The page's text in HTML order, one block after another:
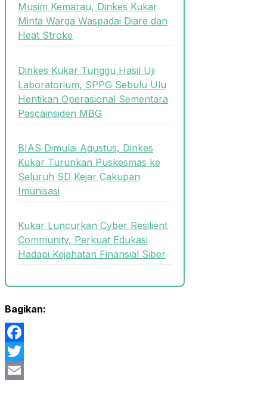
Musim Kemarau, Dinkes Kukar
Minta Warga Waspadai Diare dan
Heat Stroke
Dinkes Kukar Tunggu Hasil Uji
Laboratorium, SPPG Sebulu Ulu
Hentikan Operasional Sementara
Pascainsiden MBG
BIAS Dimulai Agustus, Dinkes
Kukar Turunkan Puskesmas ke
Seluruh SD Kejar Cakupan
Imunisasi
Kukar Luncurkan Cyber Resilient
Community, Perkuat Edukasi
Hadapi Kejahatan Finansial Siber
Bagikan:
Facebook
Twitter